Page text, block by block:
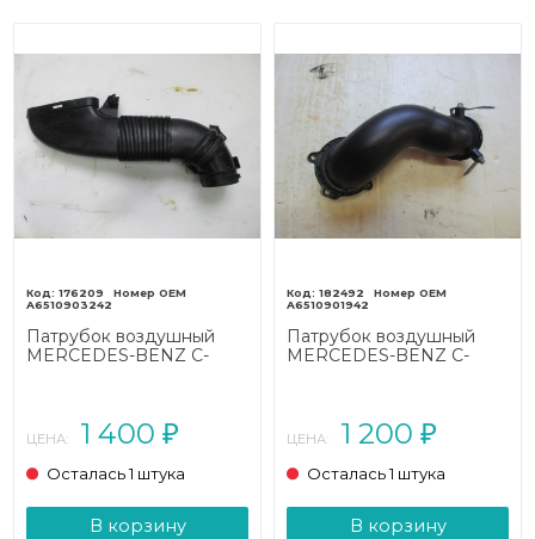
176209
A6510903242
Патрубок воздушный
MERCEDES-BENZ C-
ЦЕНА: 1 400 ₽
Осталась 1 штука
В корзину
182492
A6510901942
Патрубок воздушный
MERCEDES-BENZ C-
ЦЕНА: 1 200 ₽
Осталась 1 штука
В корзину